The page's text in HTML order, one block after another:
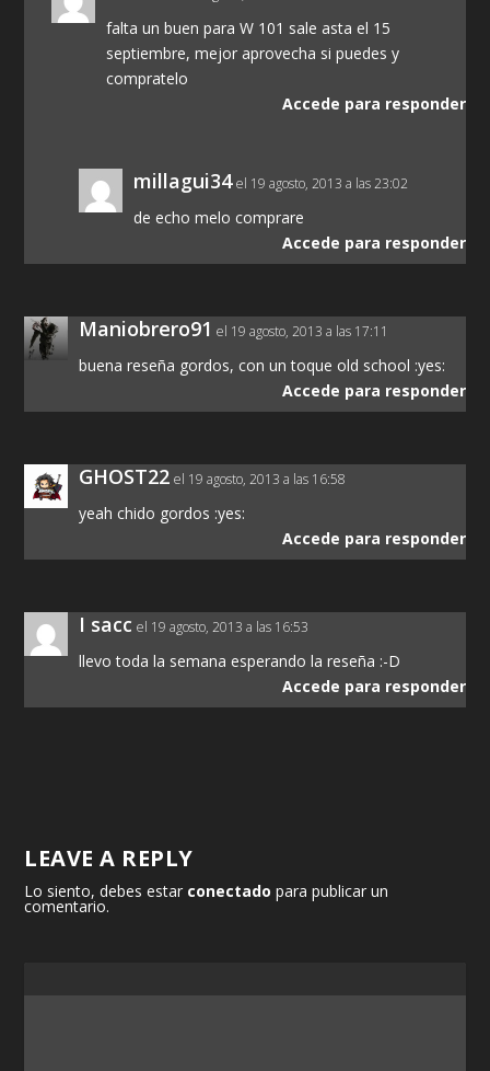
falta un buen para W 101 sale asta el 15
septiembre, mejor aprovecha si puedes y
compratelo
Accede para responder
millagui34 el 19 agosto, 2013 a las 23:02
de echo melo comprare
Accede para responder
Maniobrero91 el 19 agosto, 2013 a las 17:11
buena reseña gordos, con un toque old school :yes:
Accede para responder
GHOST22 el 19 agosto, 2013 a las 16:58
yeah chido gordos :yes:
Accede para responder
I sacc el 19 agosto, 2013 a las 16:53
llevo toda la semana esperando la reseña :-D
Accede para responder
LEAVE A REPLY
Lo siento, debes estar conectado para publicar un
comentario.